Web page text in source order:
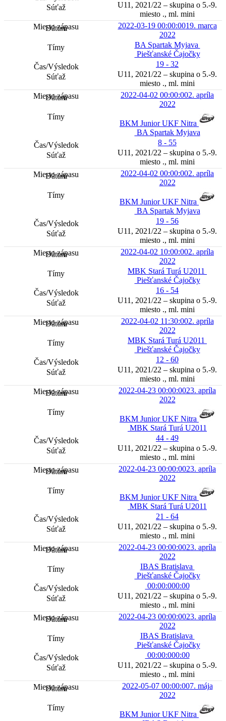
U11, 2021/22 – skupina o 5.-9.
miesto ., ml. mini
2022-03-19 00:00:0019. marca
2022
BA Spartak Myjava
Piešťanské Čajočky
19 - 32
U11, 2021/22 – skupina o 5.-9.
miesto ., ml. mini
2022-04-02 00:00:002. apríla
2022
BKM Junior UKF Nitra
BA Spartak Myjava
8 - 55
U11, 2021/22 – skupina o 5.-9.
miesto ., ml. mini
2022-04-02 00:00:002. apríla
2022
BKM Junior UKF Nitra
BA Spartak Myjava
19 - 56
U11, 2021/22 – skupina o 5.-9.
miesto ., ml. mini
2022-04-02 10:00:002. apríla
2022
MBK Stará Turá U2011
Piešťanské Čajočky
16 - 54
U11, 2021/22 – skupina o 5.-9.
miesto ., ml. mini
2022-04-02 11:30:002. apríla
2022
MBK Stará Turá U2011
Piešťanské Čajočky
12 - 60
U11, 2021/22 – skupina o 5.-9.
miesto ., ml. mini
2022-04-23 00:00:0023. apríla
2022
BKM Junior UKF Nitra
MBK Stará Turá U2011
44 - 49
U11, 2021/22 – skupina o 5.-9.
miesto ., ml. mini
2022-04-23 00:00:0023. apríla
2022
BKM Junior UKF Nitra
MBK Stará Turá U2011
21 - 64
U11, 2021/22 – skupina o 5.-9.
miesto ., ml. mini
2022-04-23 00:00:0023. apríla
2022
IBAS Bratislava
Piešťanské Čajočky
00:00:000:00
U11, 2021/22 – skupina o 5.-9.
miesto ., ml. mini
2022-04-23 00:00:0023. apríla
2022
IBAS Bratislava
Piešťanské Čajočky
00:00:000:00
U11, 2021/22 – skupina o 5.-9.
miesto ., ml. mini
2022-05-07 00:00:007. mája
2022
BKM Junior UKF Nitra